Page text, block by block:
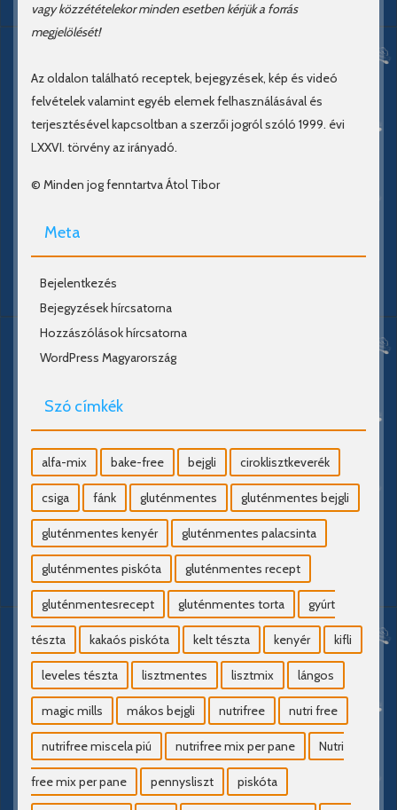
vagy közzétételekor minden esetben kérjük a forrás
megjelölését!
Az oldalon található receptek, bejegyzések, kép és videó
felvételek valamint egyéb elemek felhasználásával és
terjesztésével kapcsoltban a szerzői jogról szóló 1999. évi
LXXVI. törvény az irányadó.
© Minden jog fenntartva Átol Tibor
Meta
Bejelentkezés
Bejegyzések hírcsatorna
Hozzászólások hírcsatorna
WordPress Magyarország
Szó címkék
alfa-mix bake-free bejgli ciroklisztkeverék
csiga fánk gluténmentes gluténmentes bejgli
gluténmentes kenyér gluténmentes palacsinta
gluténmentes piskóta gluténmentes recept
gluténmentesrecept gluténmentes torta gyúrt
tészta kakaós piskóta kelt tészta kenyér kifli
leveles tészta lisztmentes lisztmix lángos
magic mills mákos bejgli nutrifree nutri free
nutrifree miscela piú nutrifree mix per pane Nutri
free mix per pane pennysliszt piskóta